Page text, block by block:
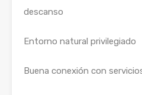
descanso
Entorno natural privilegiado
Buena conexión con